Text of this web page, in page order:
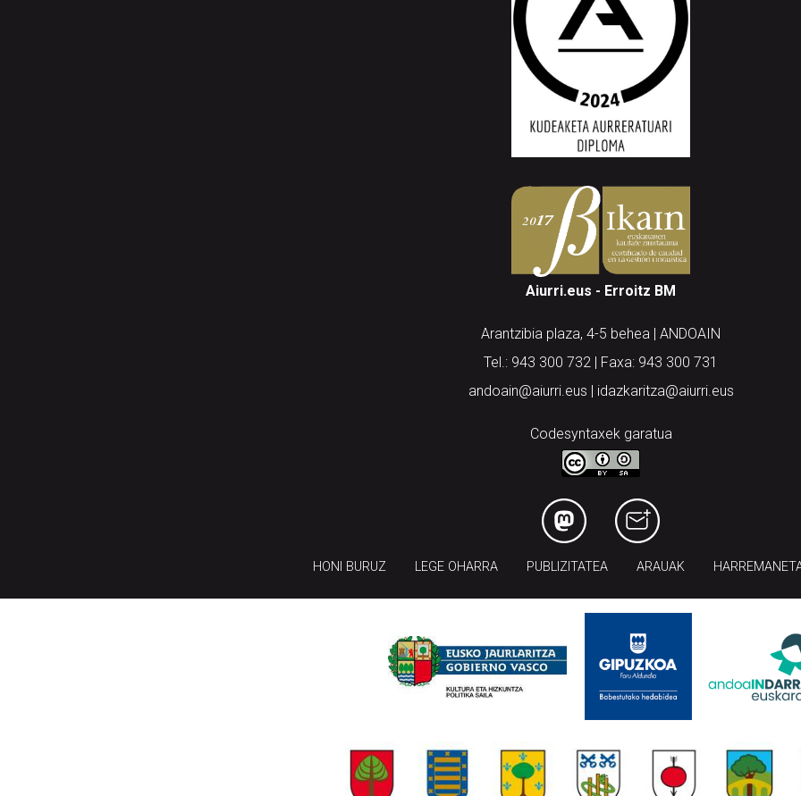
Aiurri.eus - Erroitz BM
Arantzibia plaza, 4-5 behea | ANDOAIN
Tel.: 943 300 732 | Faxa: 943 300 731
andoain@aiurri.eus | idazkaritza@aiurri.eus
Codesyntaxek garatua
HONI BURUZ LEGE OHARRA PUBLIZITATEA ARAUAK